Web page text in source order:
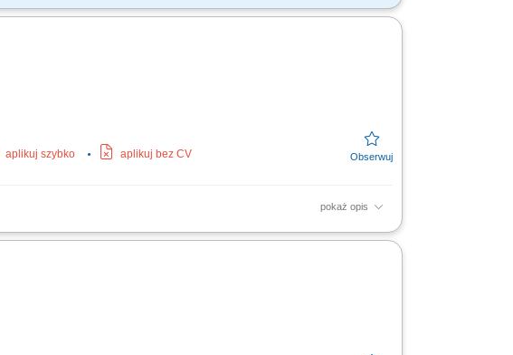
systemów
aplikuj szybko aplikuj bez CV
pokaż opis
na którym rozpoczniesz pracę. Kwota ta obejmuje